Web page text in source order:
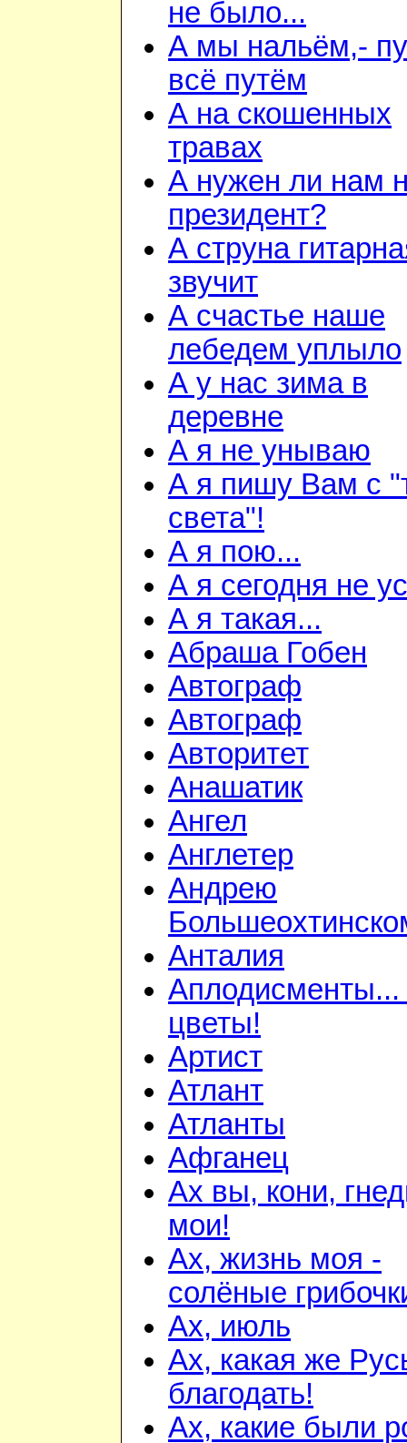
не было...
А мы нальём,-
всё путём
А на скошенных
травах
А нужен ли нам
президент?
А струна
звучит
А счастье наше
лебедем уплыло
А у нас зима в
деревне
А я не унываю
А я пишу Вам с
света"!
А я пою...
А я сегодня не
А я такая...
Абраша Гобен
Автограф
Автограф
Авторитет
Анашатик
Ангел
Англетер
Андрею
Анталия
Аплодисменты...
цветы!
Артист
Атлант
Атланты
Афганец
Ах вы, кони,
мои!
Ах, жизнь моя -
солёные
Ах, июль
Ах, какая же
благодать!
Ах, какие были